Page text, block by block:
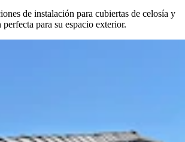
de instalación para cubiertas de celosía y
para su espacio exterior.